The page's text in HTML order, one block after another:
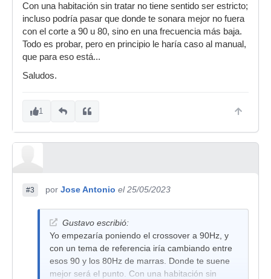
Con una habitación sin tratar no tiene sentido ser estricto;
incluso podría pasar que donde te sonara mejor no fuera
con el corte a 90 u 80, sino en una frecuencia más baja.
Todo es probar, pero en principio le haría caso al manual,
que para eso está...
Saludos.
1
#3 por Jose Antonio el 25/05/2023
Gustavo escribió:
Yo empezaría poniendo el crossover a 90Hz, y
con un tema de referencia iría cambiando entre
esos 90 y los 80Hz de marras. Donde te suene
mejor será el punto. Con una habitación sin